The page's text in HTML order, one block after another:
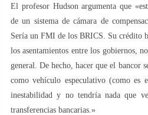
El profesor Hudson argumenta que
de un sistema de cámara de
Sería un FMI de los BRICS. Su crédito
los asentamientos entre los gobiernos,
general. De hecho, hacer que el bancor
como vehículo especulativo (como
inestabilidad y no tendría nada que
transferencias bancarias.»